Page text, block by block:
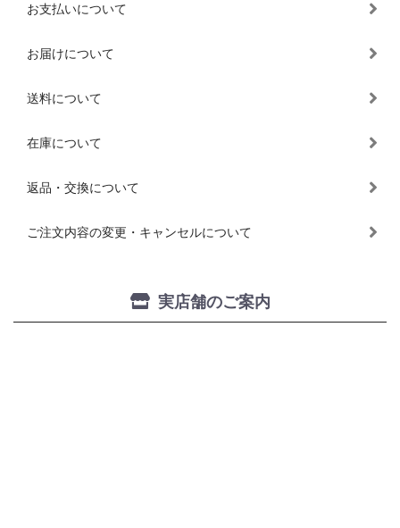
お支払いについて
お届けについて
送料について
在庫について
返品・交換について
ご注文内容の変更・キャンセルについて
実店舗のご案内